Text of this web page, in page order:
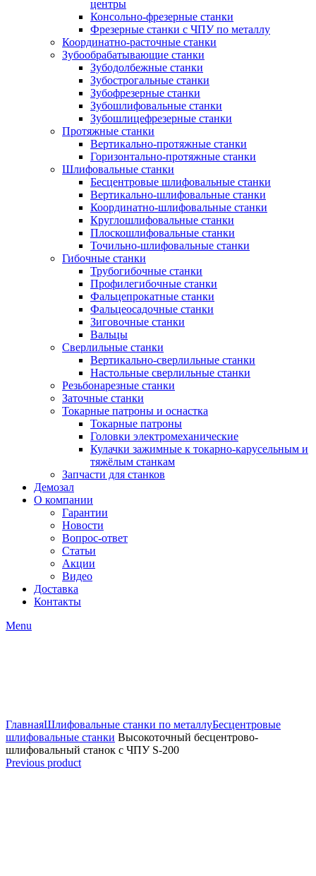
центры
Консольно-фрезерные станки
Фрезерные станки с ЧПУ по металлу
Координатно-расточные станки
Зубообрабатывающие станки
Зубодолбежные станки
Зубострогальные станки
Зубофрезерные станки
Зубошлифовальные станки
Зубошлицефрезерные станки
Протяжные станки
Вертикально-протяжные станки
Горизонтально-протяжные станки
Шлифовальные станки
Бесцентровые шлифовальные станки
Вертикально-шлифовальные станки
Координатно-шлифовальные станки
Круглошлифовальные станки
Плоскошлифовальные станки
Точильно-шлифовальные станки
Гибочные станки
Трубогибочные станки
Профилегибочные станки
Фальцепрокатные станки
Фальцеосадочные станки
Зиговочные станки
Вальцы
Сверлильные станки
Вертикально-сверлильные станки
Настольные сверлильные станки
Резьбонарезные станки
Заточные станки
Токарные патроны и оснастка
Токарные патроны
Головки электромеханические
Кулачки зажимные к токарно-карусельным и
тяжёлым станкам
Запчасти для станков
Демозал
О компании
Гарантии
Новости
Вопрос-ответ
Статьи
Акции
Видео
Доставка
Контакты
Menu
ГлавнаяШлифовальные станки по металлуБесцентровые
шлифовальные станки Высокоточный бесцентрово-
шлифовальный станок с ЧПУ S-200
Previous product